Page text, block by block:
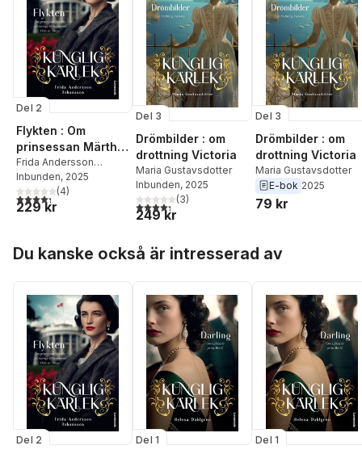
Del 2
Flykten : Om
prinsessan Märtha
av Sverige &
kronprins Olav av
Norge
Frida Andersson
Johansson
Inbunden, 2025
4,3utav 5 stjärnor. Totalt antal röster:
(4)
229 kr
Del 3
Drömbilder : om
drottning Victoria
Maria Gustavsdotter
Inbunden, 2025
4,3utav 5 stjärnor. Totalt antal röster:
(3)
249 kr
Del 3
Drömbilder : om
drottning Victoria
Maria Gustavsdotter
E-bok 2025
79 kr
Du kanske också är intresserad av
Del 2 Del 1 Del 1